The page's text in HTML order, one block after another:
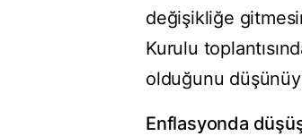
değişikliğe
Kurulu
olduğunu
Enflasyonda